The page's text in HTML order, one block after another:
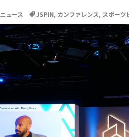
ニュース JSPIN, カンファレンス, スポーツ